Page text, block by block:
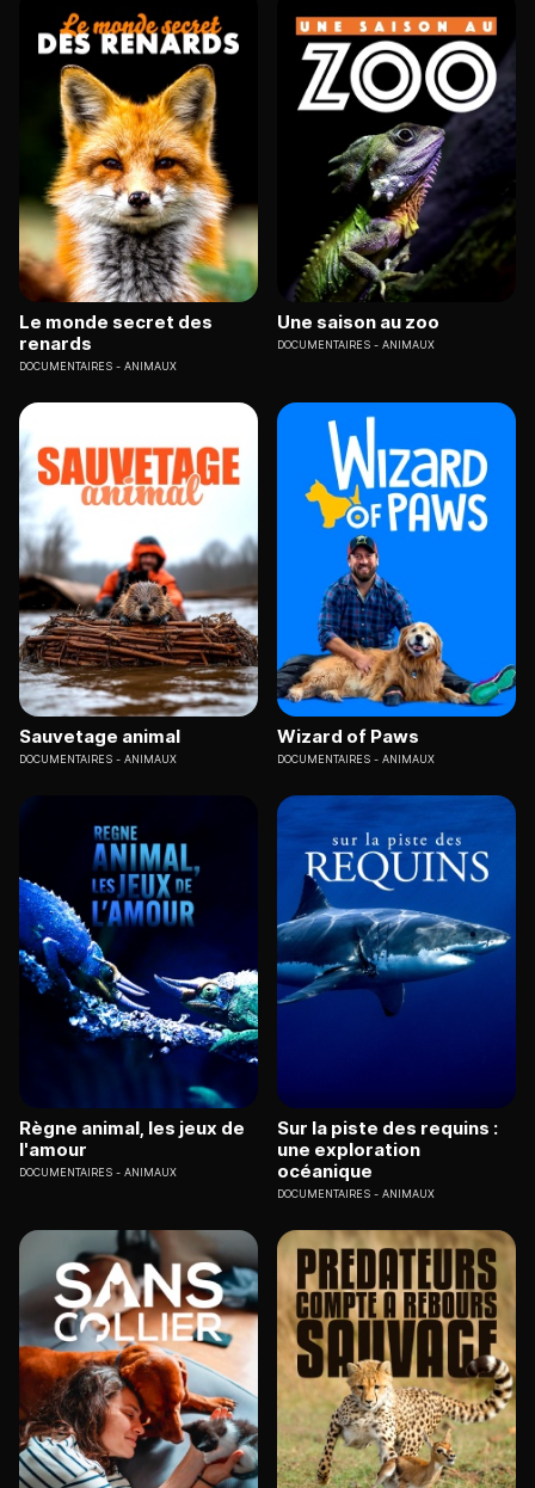
Le monde secret des
renards
DOCUMENTAIRES ANIMAUX
Une saison au zoo
DOCUMENTAIRES ANIMAUX
Sauvetage animal
DOCUMENTAIRES ANIMAUX
Wizard of Paws
DOCUMENTAIRES ANIMAUX
Règne animal, les jeux de
l'amour
DOCUMENTAIRES ANIMAUX
Sur la piste des requins :
une exploration
océanique
DOCUMENTAIRES ANIMAUX